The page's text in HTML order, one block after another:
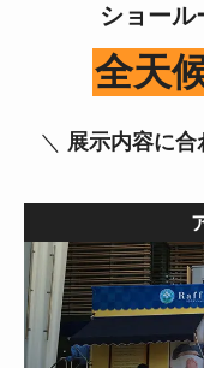
ショー
全天
＼ 展示内容に合